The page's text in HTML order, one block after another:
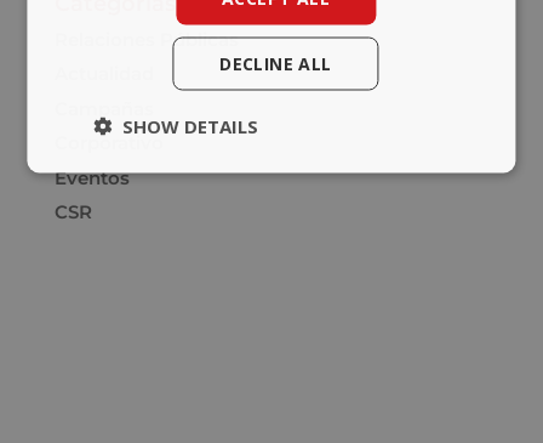
Relaciones Públicas
Corporativo
Eventos
CSR
DECLINE ALL
SHOW DETAILS